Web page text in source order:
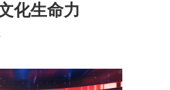
化生命力